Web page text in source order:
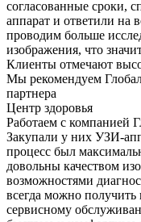
согласованные сроки,
аппарат и ответили на
проводим больше
изображения, что
Клиенты отмечают
Мы рекомендуем
партнера
Центр здоровья
Работаем с компанией
Закупали у них УЗИ-
процесс был
довольны качеством
возможностями
всегда можно
сервисному